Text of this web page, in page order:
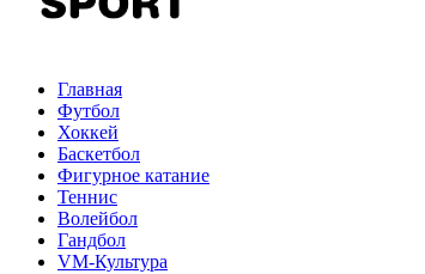
Главная
Футбол
Хоккей
Баскетбол
Фигурное катание
Теннис
Волейбол
Гандбол
VM-Культура